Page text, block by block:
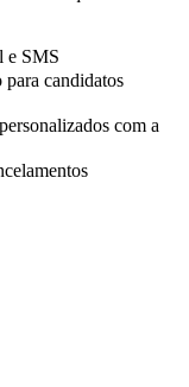
e SMS
candidatos
com a